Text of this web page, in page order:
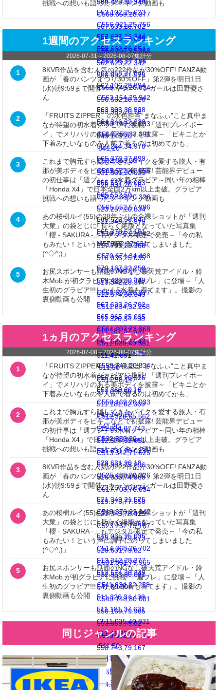
569.425,30.349
C568.659,28.377
567.633,26.702
565.965,25.035
C564.297,23.368
562.623,22.342
560.652,21.575
C558.743,20.834
556.562,20.326
553.369,20.18
C550.169,20.033
549.148,20
541,20
C532.853,20
531.831,20.033
528.631,20.18
C525.438,20.326
523.257,20.834
521.349,21.575
C519.376,22.342
517.703,23.368
516.035,25.035
C514.368,26.702
513.342,28.377
512.574,30.349
C511.834,32.258
511.326,34.438
511.181,37.631
C511.035,40.831
511,41.851
511,50
C511,58.147
511.035,59.17
511.181,62.369
C511.326,65.562
511.834,67.743
512.574,69.651
C513.342,71.625
514.368,73.296
516.035,74.965
C517.703,76.634
519.376,77.658
521.349,78.425
C523.257,79.167
525.438,79.673
528.631,79.82
C531.831,79.965
532.853,80.001
541,80.001
C549.148,80.001
550.169,79.965
553.369,79.82
C556.562,79.673
558.743,79.167
560.652,78.425
C562.623,77.658
564.297,76.634
553.102,25.623
C556.021,25.756
557.607,26.244
558.662,26.654
C560.06,27.196
561.058,27.846
562.106,28.894
C563.154,29.942
563.803,30.938
564.346,32.338
C564.756,33.391
565.244,34.978
565.378,37.899
C565.522,41.056
565.552,42.003
565.552,50
C565.552,57.996
565.522,58.943
565.378,62.101
M570.82,37.631
C570.674,34.438
570.167,32.258
569.425,30.349
C568.659,28.377
567.633,26.702
565.965,25.035
C564.297,23.368
562.623,22.342
560.652,21.575
C558.743,20.834
556.562,20.326
553.369,20.18
C550.169,20.033
549.148,20
541,20
C532.853,20
531.831,20.033
528.631,20.18
C525.438,20.326
523.257,20.834
521.349,21.575
C519.376,22.342
517.703,23.368
516.035,25.035
C514.368,26.702
513.342,28.377
512.574,30.349
C511.834,32.258
511.326,34.438
511.181,37.631
C511.035,40.831
511,41.851
511,50
C511,58.147
511.035,59.17
511.181,62.369
挑戦への想いも語ったメイキング動画も
1週間のアクセスランキング
2026-07-31 ～ 2026-08-07集計分
1
8KVR作品を含む人気の222作品が30%OFF! FANZA動
画が「春のパンツまつり30％OFF」第2弾を明日1日
(水)朝9:59まで開催～キャンペーンガールは田野憂さ
ん
2
「FRUITS ZIPPER」の水色担当“まなふぃ”こと真中ま
なが待望の初水着グラビアに挑戦! 「週刊プレイボー
イ」でメリハリのある美ボディを披露～「ビキニとか
下着みたいなものを人前で着るのは初めてかも」
3
これまで胸元すら隠してきたバイクを愛する旅人・有
那が美ボディをビキニなどで初披露! 芸能界デビュー
の初仕事は「週プレ」の水着グラビア～同い年の相棒
「Honda X4」で日本全国2万km以上走破。グラビア
挑戦への想いも語ったメイキング動画も
4
あの桜樹ルイ(55)の28年ぶりの全裸ショットが「週刊
大衆」の袋とじに! 長らく絶版となっていた写真集
「櫻 - SAKURA -」もデジタル限定で発売～「今の私
もみたい！という声に調子にのってしまいました
(^◇^;)」
5
お尻スポンサーも話題のNGなし破天荒アイドル・鈴
木Mob.が初グラビアに挑戦! 「週プレ」に登場～「人
生初のグラビア!!!しかも5水着も着てます」。撮影の
裏側動画も公開
1ヵ月のアクセスランキング
2026-07-08～2026-08-07集計分
1
「FRUITS ZIPPER」の水色担当“まなふぃ”こと真中ま
なが待望の初水着グラビアに挑戦! 「週刊プレイボー
イ」でメリハリのある美ボディを披露～「ビキニとか
下着みたいなものを人前で着るのは初めてかも」
2
これまで胸元すら隠してきたバイクを愛する旅人・有
那が美ボディをビキニなどで初披露! 芸能界デビュー
の初仕事は「週プレ」の水着グラビア～同い年の相棒
「Honda X4」で日本全国2万km以上走破。グラビア
挑戦への想いも語ったメイキング動画も
3
8KVR作品を含む人気の222作品が30%OFF! FANZA動
画が「春のパンツまつり30％OFF」第2弾を明日1日
(水)朝9:59まで開催～キャンペーンガールは田野憂さ
ん
4
あの桜樹ルイ(55)の28年ぶりの全裸ショットが「週刊
大衆」の袋とじに! 長らく絶版となっていた写真集
「櫻 - SAKURA -」もデジタル限定で発売～「今の私
もみたい！という声に調子にのってしまいました
(^◇^;)」
5
お尻スポンサーも話題のNGなし破天荒アイドル・鈴
木Mob.が初グラビアに挑戦! 「週プレ」に登場～「人
生初のグラビア!!!しかも5水着も着てます」。撮影の
裏側動画も公開
同じジャンルの記事